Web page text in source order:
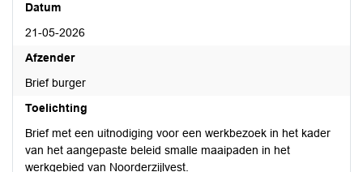
Datum
21-05-2026
Afzender
Brief burger
Toelichting
Brief met een uitnodiging voor een werkbezoek in het kader
van het aangepaste beleid smalle maaipaden in het
werkgebied van Noorderzijlvest.